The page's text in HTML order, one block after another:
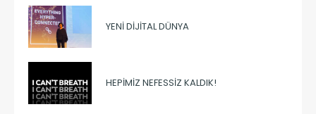
YENI DIJITAL DÜNYA
HEPIMIZ NEFESSIZ KALDIK!